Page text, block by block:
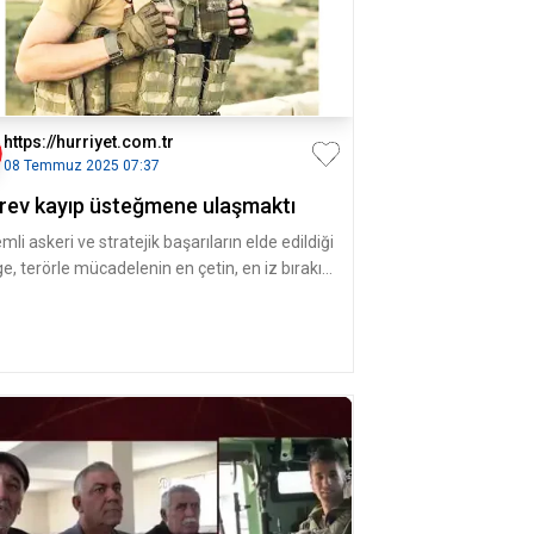
https://hurriyet.com.tr
08 Temmuz 2025 07:37
kayıp üsteğmene ulaşmaktı
askeri ve stratejik başarıların elde edildiği
terörle mücadelenin en çetin, en iz bırakıcı